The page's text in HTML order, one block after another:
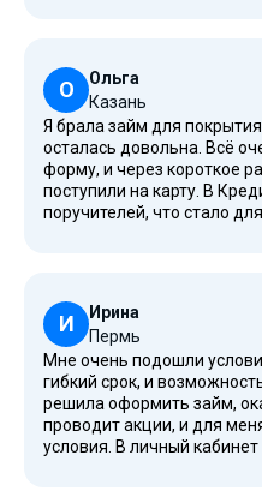
чётко. Нравится, что
риски, а процентная
низкой по сравнению с
О
Ольга
Казань
Я брала займ для
осталась довольна. Всё
форму, и через короткое
поступили на карту. В
поручителей, что стало
калькулятор, какие будут
вопросы, то всегда можно
сайта или получить помощь
И
Ирина
Пермь
Мне очень подошли
гибкий срок, и
решила оформить займ,
проводит акции, и для
условия. В личный